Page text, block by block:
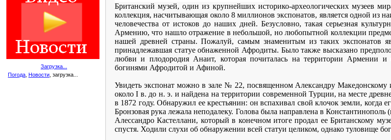
Загрузка...
Погода Новости , загрузка...
Британский музей, один из крупнейших историко-археологических музеев
коллекция, насчитывающая около 8 миллионов экспонатов, является одной из
человечества от истоков до наших дней. Безусловно, такая серьезная
Армению, что нашло отражение в небольшой, но любопытной коллекции
нашей древней страны. Пожалуй, самым знаменитым из таких экспонатов
принадлежавшая статуе обнаженной Афродиты. Было также высказано
любви и плодородия Анаит, которая почиталась на территории Армении и
богинями Афродитой и Афиной.
Увидеть экспонат можно в зале № 22, посвященном Александру Македонскому
около I в. до н. э. и найдена на территории современной Турции, на месте
в 1872 году. Обнаружил ее крестьянин: он вспахивал свой клочок земли, когда
Бронзовая рука лежала неподалеку. Голова была направлена в
Алессандро Кастеллани, который в конечном итоге продал ее Британскому
спустя. Ходили слухи об обнаружении всей статуи целиком, однако туловище